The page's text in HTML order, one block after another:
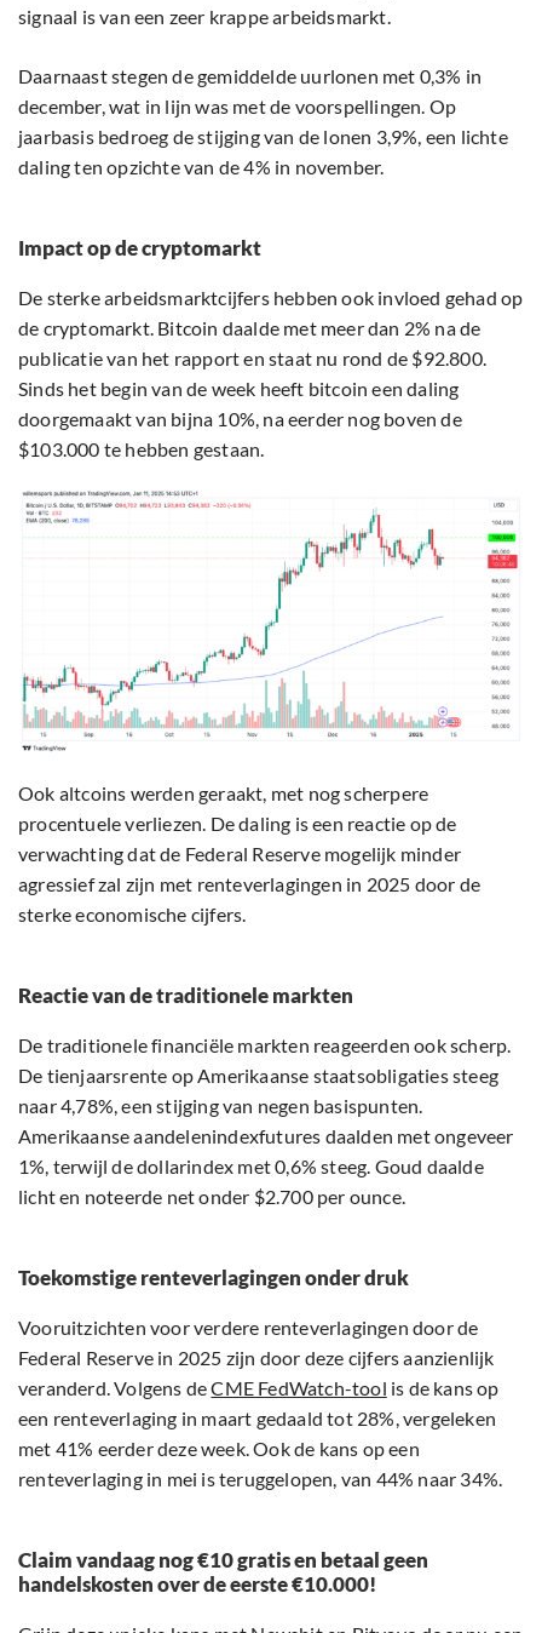
signaal is van een zeer krappe arbeidsmarkt.
Daarnaast stegen de gemiddelde uurlonen met 0,3% in
december, wat in lijn was met de voorspellingen. Op
jaarbasis bedroeg de stijging van de lonen 3,9%, een lichte
daling ten opzichte van de 4% in november.
Impact op de cryptomarkt
De sterke arbeidsmarktcijfers hebben ook invloed gehad op
de cryptomarkt. Bitcoin daalde met meer dan 2% na de
publicatie van het rapport en staat nu rond de $92.800.
Sinds het begin van de week heeft bitcoin een daling
doorgemaakt van bijna 10%, na eerder nog boven de
$103.000 te hebben gestaan.
Ook altcoins werden geraakt, met nog scherpere
procentuele verliezen. De daling is een reactie op de
verwachting dat de Federal Reserve mogelijk minder
agressief zal zijn met renteverlagingen in 2025 door de
sterke economische cijfers.
Reactie van de traditionele markten
De traditionele financiële markten reageerden ook scherp.
De tienjaarsrente op Amerikaanse staatsobligaties steeg
naar 4,78%, een stijging van negen basispunten.
Amerikaanse aandelenindexfutures daalden met ongeveer
1%, terwijl de dollarindex met 0,6% steeg. Goud daalde
licht en noteerde net onder $2.700 per ounce.
Toekomstige renteverlagingen onder druk
Vooruitzichten voor verdere renteverlagingen door de
Federal Reserve in 2025 zijn door deze cijfers aanzienlijk
veranderd. Volgens deCME FedWatch-tool is de kans op
een renteverlaging in maart gedaald tot 28%, vergeleken
met 41% eerder deze week. Ook de kans op een
renteverlaging in mei is teruggelopen, van 44% naar 34%.
Claim vandaag nog €10 gratis en betaal geen
handelskosten over de eerste €10.000!